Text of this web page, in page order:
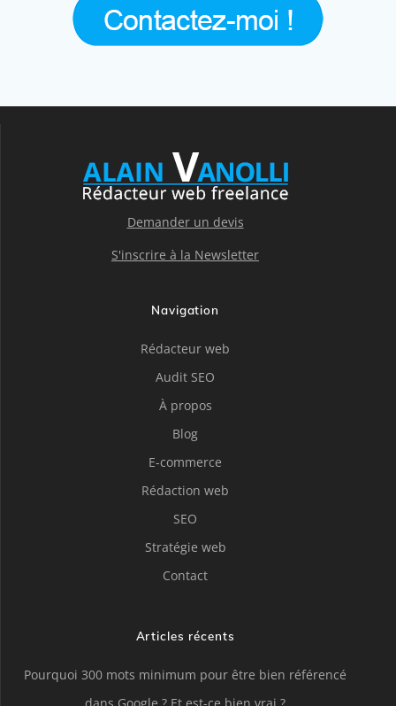
Demander un devis
S'inscrire à la Newsletter
Navigation
Rédacteur web
Audit SEO
À propos
Blog
E-commerce
Rédaction web
SEO
Stratégie web
Contact
Articles récents
Pourquoi 300 mots minimum pour être bien référencé